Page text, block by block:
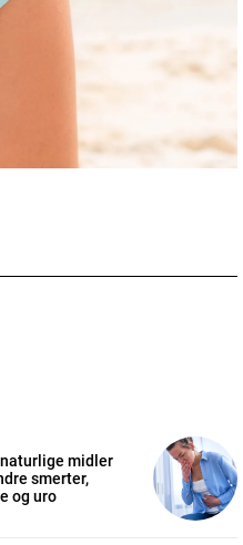
midler
smerter,
og uro